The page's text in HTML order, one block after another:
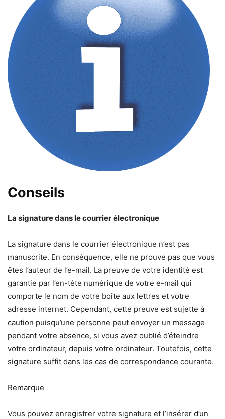
Conseils
La signature dans le courrier électronique
La signature dans le courrier électronique n’est pas
manuscrite. En conséquence, elle ne prouve pas que vous
êtes l’auteur de l’e-mail. La preuve de votre identité est
garantie par l’en-tête numérique de votre e-mail qui
comporte le nom de votre boîte aux lettres et votre
adresse internet. Cependant, cette preuve est sujette à
caution puisqu’une personne peut envoyer un message
pendant votre absence, si vous avez oublié d’éteindre
votre ordinateur, depuis votre ordinateur. Toutefois, cette
signature suffit dans les cas de correspondance courante.
Remarque
Vous pouvez enregistrer votre signature et l’insérer d’un